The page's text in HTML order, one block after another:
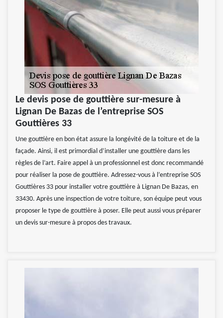
Le devis pose de gouttière sur-mesure à
Lignan De Bazas de l’entreprise SOS
Gouttières 33
Une gouttière en bon état assure la longévité de la toiture et de la
façade. Ainsi, il est primordial d’installer une gouttière dans les
règles de l’art. Faire appel à un professionnel est donc recommandé
pour réaliser la pose de gouttière. Adressez-vous à l’entreprise SOS
Gouttières 33 pour installer votre gouttière à Lignan De Bazas, en
33430. Après une inspection de votre toiture, son équipe peut vous
proposer le type de gouttière à poser. Elle peut aussi vous préparer
un devis sur-mesure à propos des travaux.